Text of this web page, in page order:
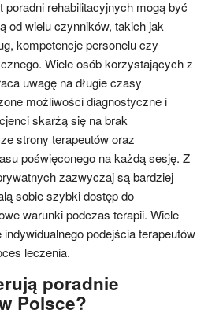
poradni rehabilitacyjnych mogą być
od wielu czynników, takich jak
kompetencje personelu czy
Wiele osób korzystających z
uwagę na długie czasy
możliwości diagnostyczne i
skarżą się na brak
strony terapeutów oraz
poświęconego na każdą sesję. Z
zazwyczaj są bardziej
sobie szybki dostęp do
warunki podczas terapii. Wiele
podejścia terapeutów
leczenia.
poradnie
Polsce?